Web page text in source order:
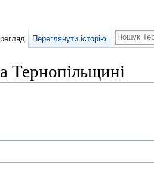
Тернопільщині
Переглянути історію
Пошук